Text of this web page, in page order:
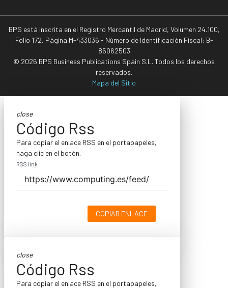
BPS está inscrita en el Registro Mercantil de Madrid, Volumen 24.100,
Folio 172, Página M-433036 - Número de Identificación Fiscal: B-
85062503
© 2026 BPS Business Publications Spain S.L. Todos los derechos
reservados.
Mapa del Sitio
close
Código Rss
Para copiar el enlace RSS en el portapapeles,
haga clic en el botón.
RSS link
COPIAR ENLACE
close
Código Rss
Para copiar el enlace RSS en el portapapeles,